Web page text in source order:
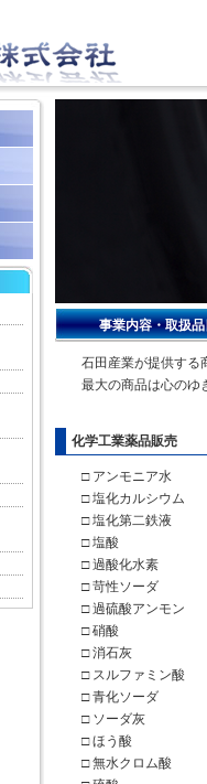
事業内容・取扱品
石田産業が提供する
最大の商品は心のゆ
化学工業薬品販売
□ アンモニア水
□ 塩化カルシウム
□ 塩化第二鉄液
□ 塩酸
□ 過酸化水素
□ 苛性ソーダ
□ 過硫酸アンモン
□ 硝酸
□ 消石灰
□ スルファミン酸
□ 青化ソーダ
□ ソーダ灰
□ ほう酸
□ 無水クロム酸